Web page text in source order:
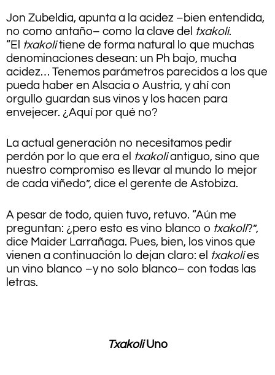
Jon Zubeldia, apunta a la acidez –bien entendida,
no como antaño– como la clave del txakoli.
“El txakolitiene de forma natural lo que muchas
denominaciones desean: un Ph bajo, mucha
acidez… Tenemos parámetros parecidos a los que
pueda haber en Alsacia o Austria, y ahí con
orgullo guardan sus vinos y los hacen para
envejecer. ¿Aquí por qué no?
La actual generación no necesitamos pedir
perdón por lo que era el txakoliantiguo, sino que
nuestro compromiso es llevar al mundo lo mejor
de cada viñedo”, dice el gerente de Astobiza.
A pesar de todo, quien tuvo, retuvo. “Aún me
preguntan: ¿pero esto es vino blanco o txakoli?”,
dice Maider Larrañaga. Pues, bien, los vinos que
vienen a continuación lo dejan claro: el txakolies
un vino blanco –y no solo blanco– con todas las
letras.
TxakoliUno